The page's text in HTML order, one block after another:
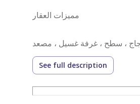
رقم العرض: 14442
See full description